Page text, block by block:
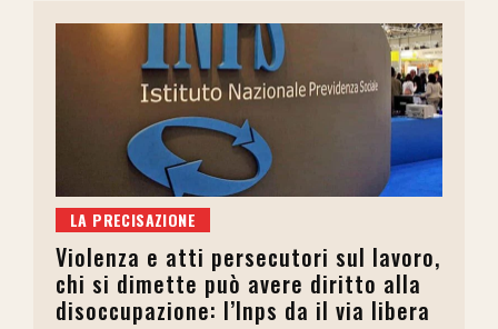
LA PRECISAZIONE
Violenza e atti persecutori sul lavoro,
chi si dimette può avere diritto alla
disoccupazione: l’Inps da il via libera